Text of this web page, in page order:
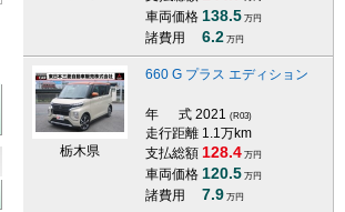
車両価格 138.5 万円
諸費用 6.2 万円
栃木県
660 G プラス エディション
年 式 2021 (R03)
走行距離 1.1万km
支払総額 128.4 万円
車両価格 120.5 万円
諸費用 7.9 万円